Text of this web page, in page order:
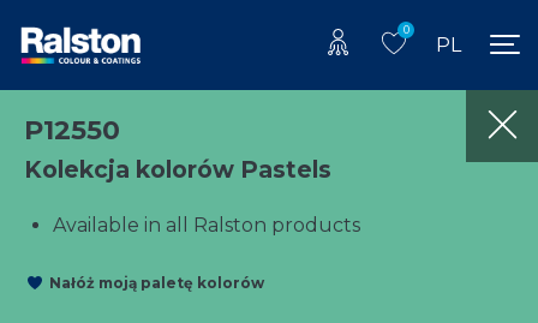
0
PL
P12550
Kolekcja kolorów Pastels
Available in all Ralston products
Nałóż moją paletę kolorów